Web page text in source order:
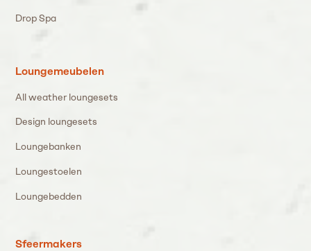
Drop Spa
Loungemeubelen
All weather loungesets
Design loungesets
Loungebanken
Loungestoelen
Loungebedden
Sfeermakers